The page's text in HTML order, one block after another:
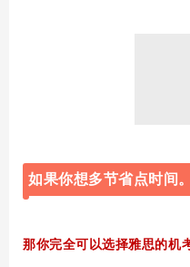
如果你想多节省点时间。
那你完全可以选择雅思的机